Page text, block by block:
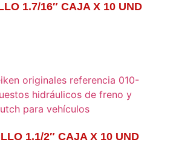
1.7/16″ CAJA X 10 UND
1.1/2″ CAJA X 10 UND